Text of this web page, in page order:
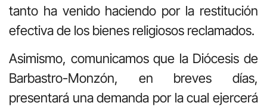
tanto ha venido haciendo por la restitución
efectiva de los bienes religiosos reclamados.
Asimismo, comunicamos que la Diócesis de
Barbastro-Monzón, en breves días,
presentará una demanda por la cual ejercerá